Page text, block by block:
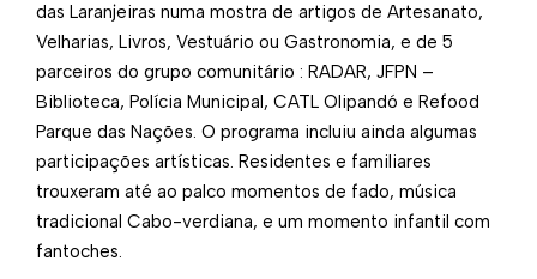
das Laranjeiras numa mostra de artigos de Artesanato,
Velharias, Livros, Vestuário ou Gastronomia, e de 5
parceiros do grupo comunitário : RADAR, JFPN –
Biblioteca, Polícia Municipal, CATL Olipandó e Refood
Parque das Nações. O programa incluiu ainda algumas
participações artísticas. Residentes e familiares
trouxeram até ao palco momentos de fado, música
tradicional Cabo-verdiana, e um momento infantil com
fantoches.